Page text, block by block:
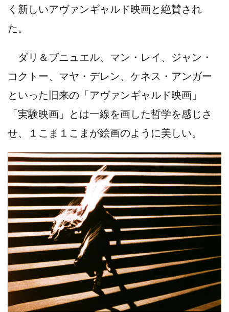
く新しいアヴァンギャルド映画と絶賛され
た。
ダリ＆ブニュエル、マン・レイ、ジャン・
コクトー、マヤ・デレン、ケネス・アンガー
といった旧来の「アヴァンギャルド映画」
「実験映画」とは一線を画した哲学を感じさ
せ、１こま１こまが絵画のように美しい。